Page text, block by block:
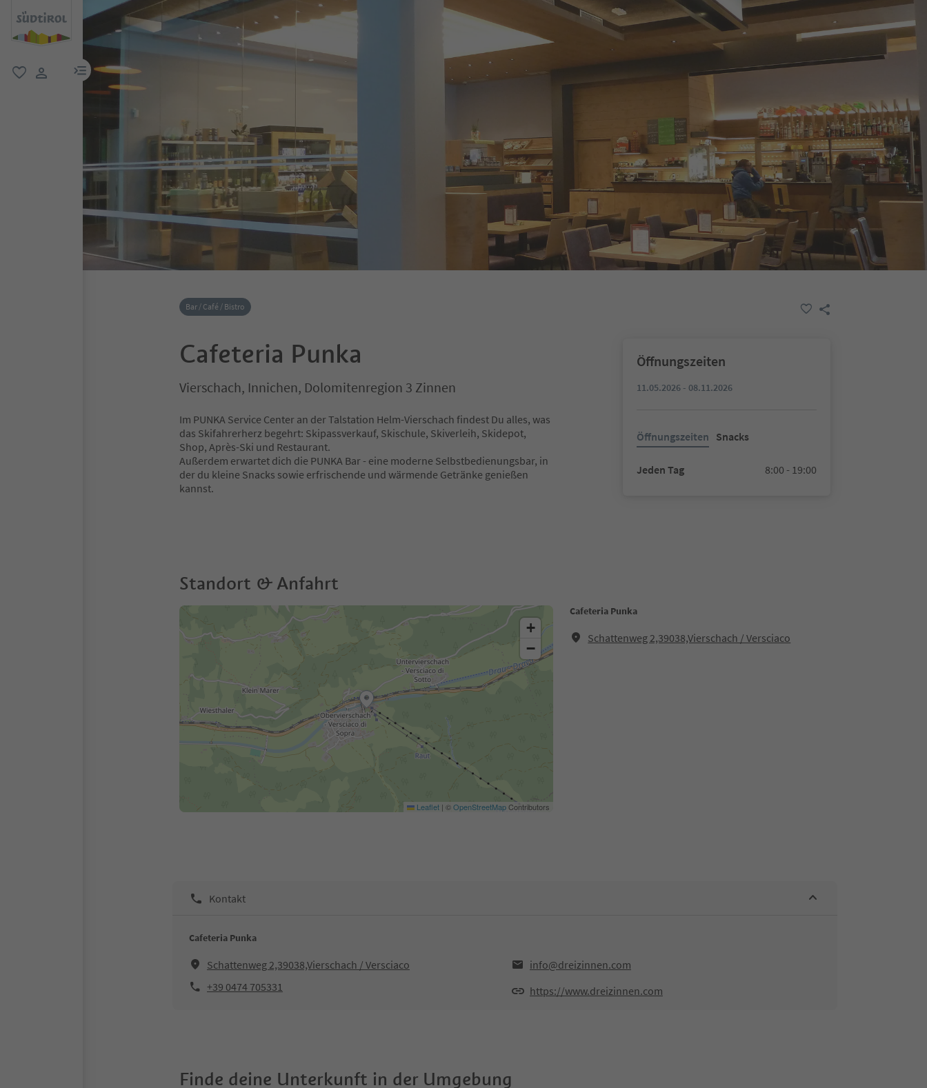
menu link
Bar / Café / Bistro
Cafeteria Punka
Vierschach, Innichen, Dolomitenregion 3 Zinnen
Im PUNKA Service Center an der Talstation Helm-Vierschach findest Du alles, was
das Skifahrerherz begehrt: Skipassverkauf, Skischule, Skiverleih, Skidepot,
Shop, Après-Ski und Restaurant.
Außerdem erwartet dich die PUNKA Bar - eine moderne Selbstbedienungsbar, in
der du kleine Snacks sowie erfrischende und wärmende Getränke genießen
kannst.
Öffnungszeiten
11.05.2026 - 08.11.2026
Öffnungszeiten Snacks
Jeden Tag 8:00 - 19:00
Standort & Anfahrt
Cafeteria Punka
Schattenweg 2,39038,Vierschach / Versciaco
+
−
Leaflet | ©OpenStreetMapContributors
Kontakt
Cafeteria Punka
Schattenweg 2,39038,Vierschach / Versciaco
info@dreizinnen.com
+39 0474 705331
https://www.dreizinnen.com
Finde deine Unterkunft in der Umgebung